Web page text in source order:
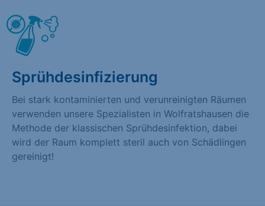
Sprühdesinfizierung
Bei stark kontaminierten und verunreinigten Räumen
verwenden unsere Spezialisten in Wolfratshausen die
Methode der klassischen Sprühdesinfektion, dabei
wird der Raum komplett steril auch von Schädlingen
gereinigt!